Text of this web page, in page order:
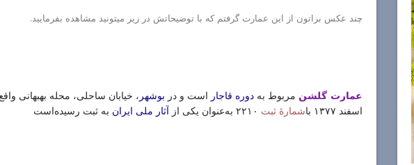
چند عکس براتون از این عمارت گرفتم که با توضیحاتش در زیر میتونید مشاهده بفرمایید.
عمارت گلشن مربوط به دوره قاجار است و در بوشهر
اسفند ۱۳۷۷ با
شمارهٔ ثبت آثار ملی ایران به ثبت رسیده‌است